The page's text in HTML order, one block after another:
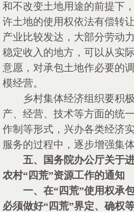
和不改变土地用途的前提下
许土地的使用权依法有偿转
产业比较发达，大部分劳动
稳定收入的地方，可以从实
意愿，对承包土地作必要的
模经营。
乡村集体经济组织要积
产、经营、技术等方面的统
作制等形式，兴办各类经济
服务的过程中，逐步增强集
五、国务院办公厅关于
农村“四荒”资源工作的通知
一、在“四荒”使用权承
必须做好“四荒”界定、确权